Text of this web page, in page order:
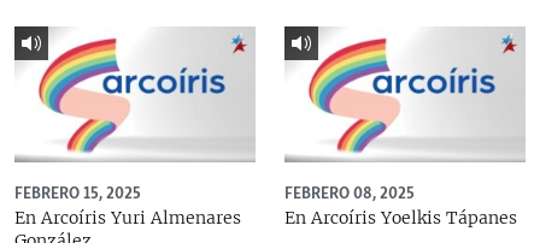
FEBRERO 15, 2025
En Arcoíris Yuri Almenares
FEBRERO 08, 2025
En Arcoíris Yoelkis Tápanes